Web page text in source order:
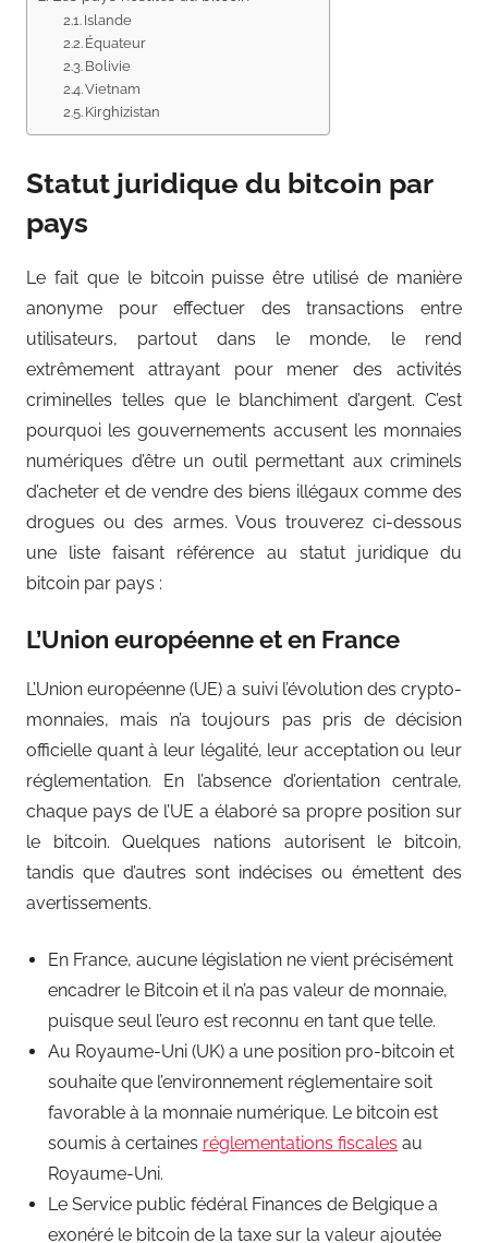
Islande
Équateur
Bolivie
Vietnam
Kirghizistan
Statut juridique du bitcoin par
pays
Le fait que le bitcoin puisse être utilisé de manière
anonyme pour effectuer des transactions entre
utilisateurs, partout dans le monde, le rend
extrêmement attrayant pour mener des activités
criminelles telles que le blanchiment d’argent. C’est
pourquoi les gouvernements accusent les monnaies
numériques d’être un outil permettant aux criminels
d’acheter et de vendre des biens illégaux comme des
drogues ou des armes. Vous trouverez ci-dessous
une liste faisant référence au statut juridique du
bitcoin par pays :
L’Union européenne et en France
L’Union européenne (UE) a suivi l’évolution des crypto-
monnaies, mais n’a toujours pas pris de décision
officielle quant à leur légalité, leur acceptation ou leur
réglementation. En l’absence d’orientation centrale,
chaque pays de l’UE a élaboré sa propre position sur
le bitcoin. Quelques nations autorisent le bitcoin,
tandis que d’autres sont indécises ou émettent des
avertissements.
En France, aucune législation ne vient précisément
encadrer le Bitcoin et il n’a pas valeur de monnaie,
puisque seul l’euro est reconnu en tant que telle.
Au Royaume-Uni (UK) a une position pro-bitcoin et
souhaite que l’environnement réglementaire soit
favorable à la monnaie numérique. Le bitcoin est
soumis à certaines réglementations fiscales au
Royaume-Uni.
Le Service public fédéral Finances de Belgique a
exonéré le bitcoin de la taxe sur la valeur ajoutée